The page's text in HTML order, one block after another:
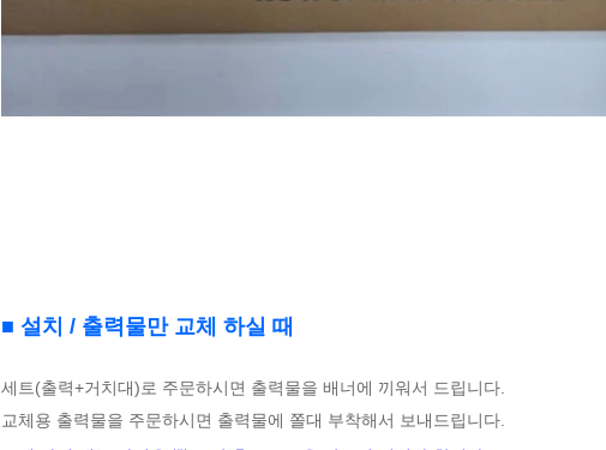
■ 설치 / 출력물만 교체 하실 때
세트(출력+거치대)로 주문하시면 출력물을 배너에 끼워서 드립니다.
교체용 출력물을 주문하시면 출력물에 쫄대 부착해서 보내드립니다.